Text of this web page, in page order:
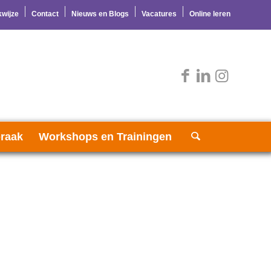
Contact Nieuws en Blogs Vacatures Online leren
Workshops en Trainingen